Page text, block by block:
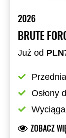
2026
BRUTE
Już od
Osłony
ZOBACZ